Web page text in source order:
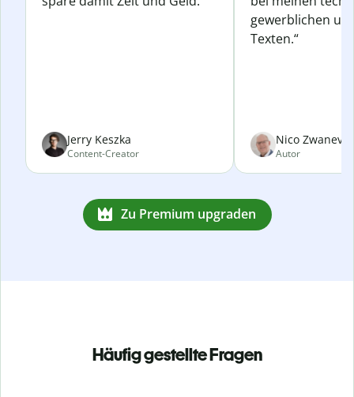
Jerry Keszka
Content-Creator
gewerblichen
Texten.“
Nico
Autor
Zu Premium upgraden
Häufig gestellte Fragen